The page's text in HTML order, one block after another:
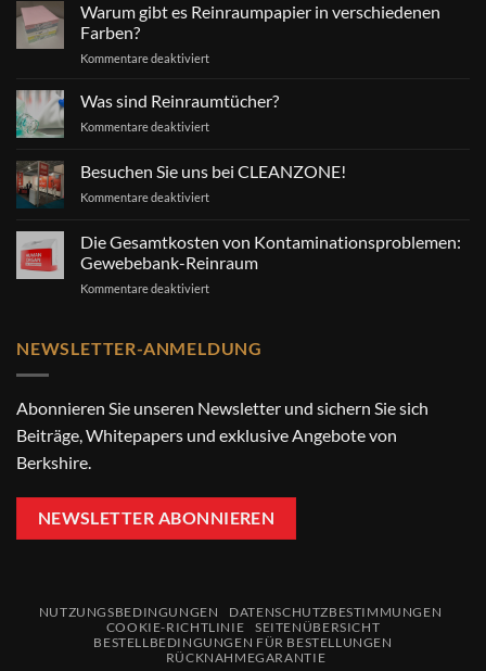
Warum gibt es Reinraumpapier in verschiedenen
Farben?
Kommentare deaktiviertfür
gibt
es
Reinraumpapier
verschiedenen
Was sind Reinraumtücher?
Kommentare deaktiviertfür
Reinraumtücher?
Besuchen Sie uns bei CLEANZONE!
Kommentare deaktiviertfür
uns
bei
CLEANZONE!
Die Gesamtkosten von Kontaminationsproblemen:
Gewebebank-Reinraum
Kommentare deaktiviertfür
von
NEWSLETTER-ANMELDUNG
Abonnieren Sie unseren Newsletter und sichern Sie sich
Beiträge, Whitepapers und exklusive Angebote von
Berkshire.
NEWSLETTER ABONNIEREN
NUTZUNGSBEDINGUNGEN
DATENSCHUTZBESTIMMUNGEN
COOKIE-RICHTLINIE
SEITENÜBERSICHT
BESTELLBEDINGUNGEN FÜR BESTELLUNGEN
RÜCKNAHMEGARANTIE